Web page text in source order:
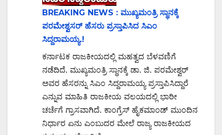
BREAKING NEWS : ಮುಖ್ಯಮಂತ್ರಿ ಸ್ಥಾನಕ್ಕೆ
ಪರಮೇಶ್ವಸರ್ ಹೆಸರು ಪ್ರಸ್ತಾಪಿಸಿದ ಸಿಎಂ
ಸಿದ್ದರಾಮಯ್ಯ.!
ಕರ್ನಾಟಕ ರಾಜಕೀಯದಲ್ಲಿ ಮಹತ್ವದ ಬೆಳವಣಿಗೆ
ನಡೆದಿದೆ. ಮುಖ್ಯಮಂತ್ರಿ ಸ್ಥಾನಕ್ಕೆ ಡಾ. ಜಿ. ಪರಮೇಶ್ವರ್
ಅವರ ಹೆಸರನ್ನು ಸಿಎಂ ಸಿದ್ದರಾಮಯ್ಯ ಪ್ರಸ್ತಾಪಿಸಿದ್ದಾರೆ
ಎನ್ನುವ ಮಾಹಿತಿ ರಾಜಕೀಯ ವಲಯದಲ್ಲಿ ಭಾರೀ
ಚರ್ಚೆಗೆ ಗ್ರಾಸವಾಗಿದೆ. ಕಾಂಗ್ರೆಸ್ ಹೈಕಮಾಂಡ್ ಮುಂದಿನ
ನಿರ್ಧಾರ ಏನು ಎಂಬುದರ ಮೇಲೆ ರಾಜ್ಯ ರಾಜಕೀಯದ